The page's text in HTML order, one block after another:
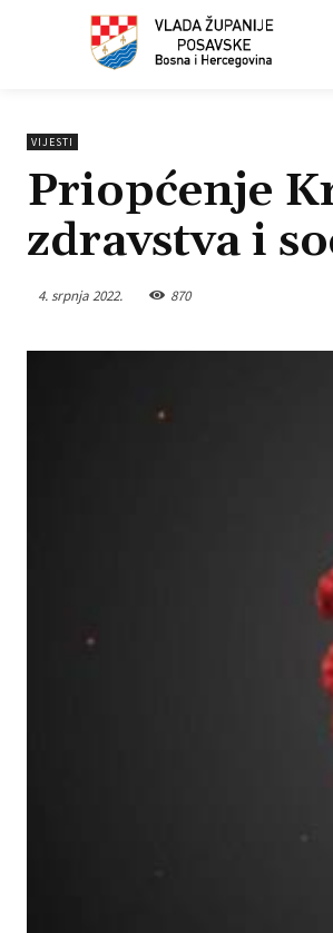
VIJESTI
Priopćenje
zdravstva i
4. srpnja 2022. 870